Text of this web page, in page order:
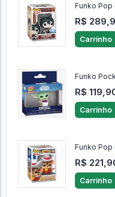
Funko Pop
R$
Carrinho
Funko
R$
Carrinho
Funko
R$
Carrinho